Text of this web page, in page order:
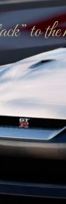
to the